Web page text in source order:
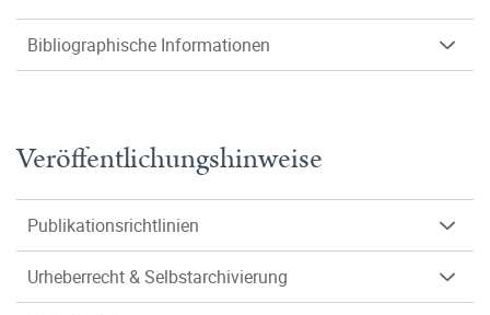
Bibliographische Informationen
Veröffentlichungshinweise
Publikationsrichtlinien
Urheberrecht & Selbstarchivierung